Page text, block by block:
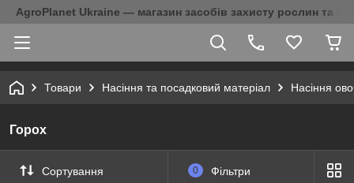
AgroPlanet Ukraine — магазин засобів захисту рослин та
Товари Насіння та посадковий матеріал Насіння
Горох
Сортування 0 Фільтри